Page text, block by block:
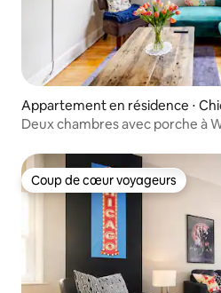
Appartement en résidence ⋅
Deux chambres avec porche à
Coup de cœur voyageurs
Coup de cœur voyageurs